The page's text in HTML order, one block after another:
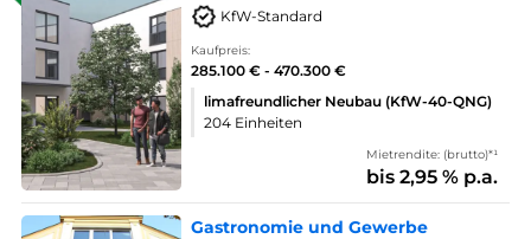
KfW-Standard
Kaufpreis:
285.100 € - 470.300 €
limafreundlicher Neubau (KfW-40-QNG)
204 Einheiten
Mietrendite: (brutto)*¹
bis 2,95 % p.a.
Gastronomie und Gewerbe